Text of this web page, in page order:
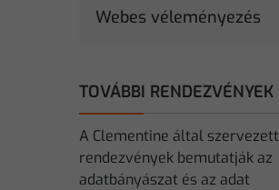
Webes véleményezés
TOVÁBBI RENDEZVÉNYEK
A Clementine által szervezett
rendezvények bemutatják az
adatbányászat és az adat